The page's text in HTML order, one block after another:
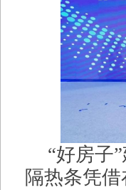
“好房子
隔热条凭